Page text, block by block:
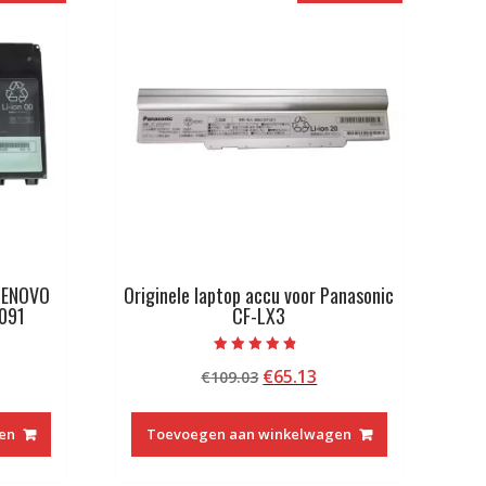
Originele laptop accu voor Panasonic
CF-LX3
met
4.50
€109.03 Oorspronkelijke
was:
€109.03.
€65.13
€65.13.
Toevoegen aan winkelwagen